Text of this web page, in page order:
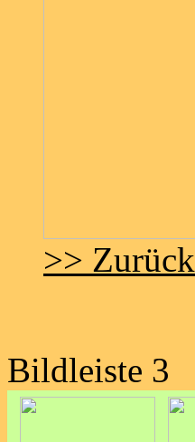
>>
Bildleiste 3